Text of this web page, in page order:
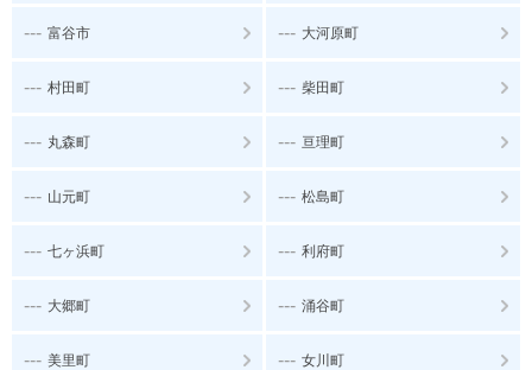
--- 富谷市 --- 大河原町
--- 村田町 --- 柴田町
--- 丸森町 --- 亘理町
--- 山元町 --- 松島町
--- 七ヶ浜町 --- 利府町
--- 大郷町 --- 涌谷町
--- 美里町 --- 女川町